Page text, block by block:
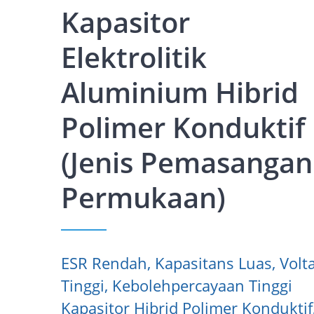
Kapasitor
Elektrolitik
Aluminium Hibrid
Polimer Konduktif
(Jenis Pemasangan
Permukaan)
ESR Rendah, Kapasitans Luas,
Tinggi, Kebolehpercayaan Tinggi
Kapasitor Hibrid Polimer